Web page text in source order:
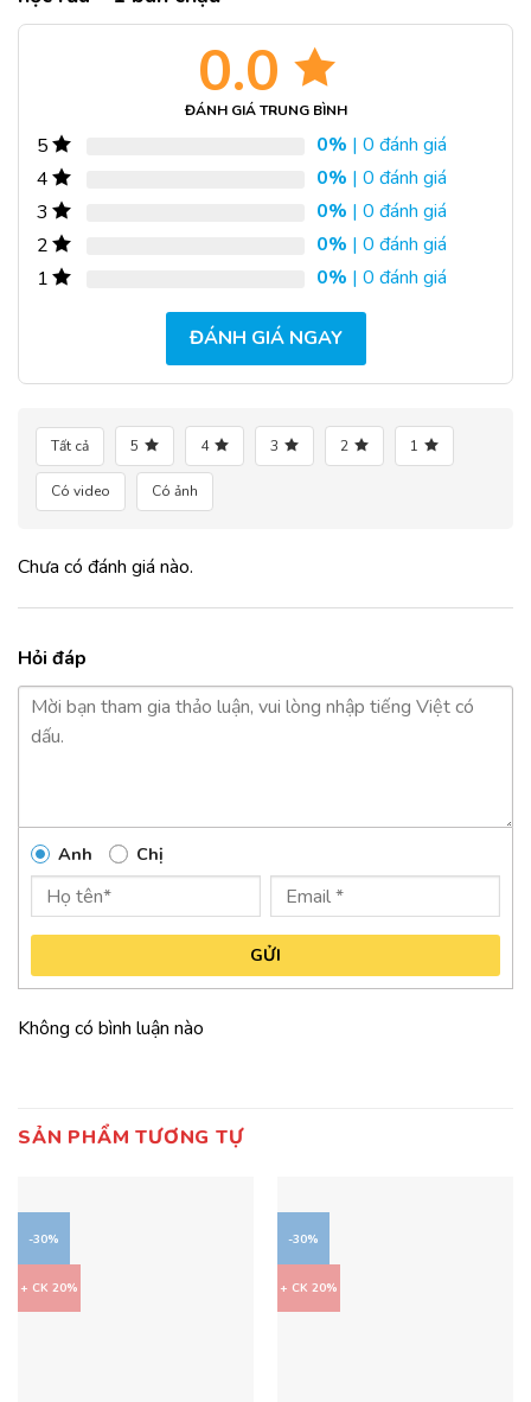
0.0
ĐÁNH GIÁ TRUNG BÌNH
5 0% | 0 đánh giá
4
0% | 0 đánh giá
3
0% | 0 đánh giá
2
0% | 0 đánh giá
1
0% | 0 đánh giá
ĐÁNH GIÁ NGAY
Tất cả 5 4 3 2 1
Có video Có ảnh
Chưa có đánh giá nào.
Hỏi đáp
Anh Chị
GỬI
Không có bình luận nào
SẢN PHẨM TƯƠNG TỰ
-30%
+ CK 20%
-30%
+ CK 20%